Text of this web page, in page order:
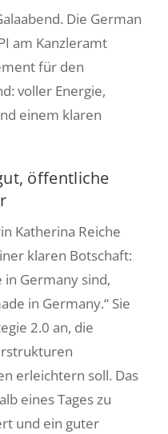
Angebot
Die German
am Kanzleramt
für den
voller Energie,
einem klaren
öffentliche
Katherina Reiche
klaren Botschaft:
Germany sind,
in Germany.“ Sie
2.0 an, die
erleichtern soll. Das
eines Tages zu
und ein guter